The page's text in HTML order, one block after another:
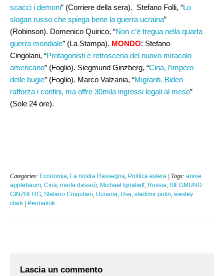
scacci i demoni” (Corriere della sera). Stefano Folli, “Lo
slogan russo che spiega bene la guerra ucraina”
(Robinson). Domenico Quirico, “Non c’è tregua nella quarta
guerra mondiale” (La Stampa). MONDO: Stefano
Cingolani, “Protagonisti e retroscena del nuovo miracolo
americano” (Foglio). Siegmund Ginzberg, “Cina, l’impero
delle bugie” (Foglio). Marco Valzania, “Migranti. Biden
rafforza i confini, ma offre 30mila ingressi legali al mese”
(Sole 24 ore).
Categories: Economia La nostra Rassegna Politica estera | Tags: annie
applebaum Cina marta dassuù Michael Ignatieff, Russia SIEGMUND
GINZBERG Stefano Cingolani Ucraina Usa vladimir putin wesley
clark | Permalink
Lascia un commento